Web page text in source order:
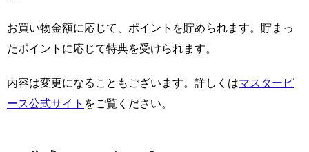
お買い物金額に応じて、ポイントを貯められます。貯まっ
たポイントに応じて特典を受けられます。
内容は変更になることもございます。詳しくはマスターピ
ース公式サイト をご覧ください。